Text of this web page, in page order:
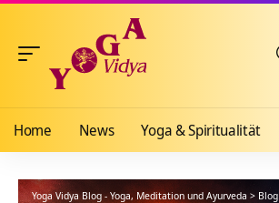
Home News Yoga & Spiritualität
Yoga Vidya Blog - Yoga, Meditation und Ayurveda > Blog